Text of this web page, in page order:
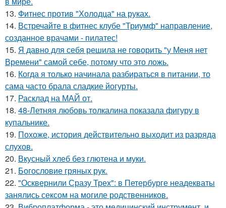
13. Фитнес против "Холодца" на руках.
14. Встречайте в фитнес клубе "Триумф" направление,
созданное врачами - пилатес!
15. Я давно для себя решила не говорить "у Меня нет
Времени" самой себе, потому что это ложь.
16. Когда я только начинала разбираться в питании, то
сама часто брала сладкие йогурты.
17. Расклад на МАЙ от.
18. 48-Летняя любовь толкалина показала фигуру в
купальнике.
19. Похоже, история действительно выходит из разряда
слухов.
20. Вкусный хлеб без глютена и муки.
21. Богословие гряных рук.
22. "Осквернили Сразу Трех": в Петербурге неадекваты
занялись сексом на могиле родственников.